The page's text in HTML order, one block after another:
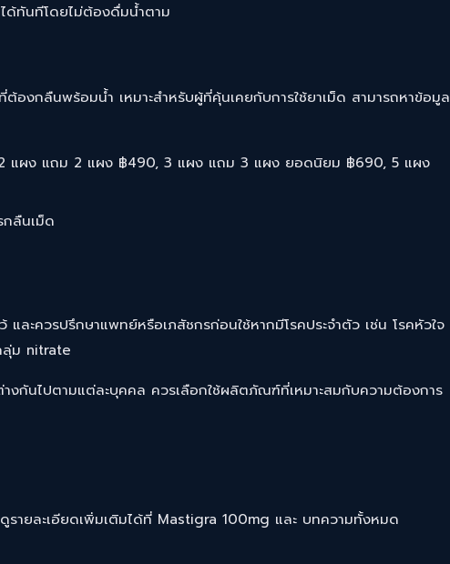
ได้ทันทีโดยไม่ต้องดื่มน้ำตาม
องกลืนพร้อมน้ำ เหมาะสำหรับผู้ที่คุ้นเคยกับการใช้ยาเม็ด สามารถหาข้อมูล
แผง แถม 2 แผง ฿490, 3 แผง แถม 3 แผง ยอดนิยม ฿690, 5 แผง
ลืนเม็ด
และควรปรึกษาแพทย์หรือเภสัชกรก่อนใช้หากมีโรคประจำตัว เช่น โรคหัวใจ
ลุ่ม nitrate
กันไปตามแต่ละบุคคล ควรเลือกใช้ผลิตภัณฑ์ที่เหมาะสมกับความต้องการ
ายละเอียดเพิ่มเติมได้ที่ Mastigra 100mg และ บทความทั้งหมด